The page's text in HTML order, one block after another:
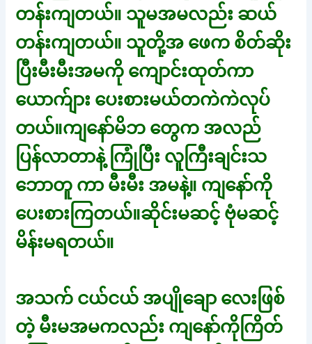
တန်းကျတယ်။ သူမအမလည်း ဆယ်
တန်းကျတယ်။ သူတို့အ ဖေက စိတ်ဆိုး
ပြီးမီးမီးအမကို ကျောင်းထုတ်ကာ
ယောက်ျား ပေးစားမယ်တကဲကဲလုပ်
တယ်။ကျနော်မိဘ တွေက အလည်
ပြန်လာတာနဲ့ ကြုံပြီး လူကြီးချင်းသ
ဘောတူ ကာ မီးမီး အမနဲ့။ ကျနော်ကို
ပေးစားကြတယ်။ဆိုင်းမဆင့် ဗုံမဆင့်
မိန်းမရတယ်။
အသက် ငယ်ငယ် အပျိုချော လေးဖြစ်
တဲ့ မီးမအမကလည်း ကျနော်ကိုကြိတ်